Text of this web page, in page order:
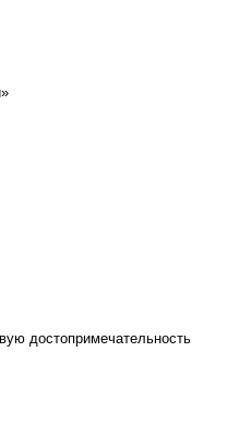
достопримечательность